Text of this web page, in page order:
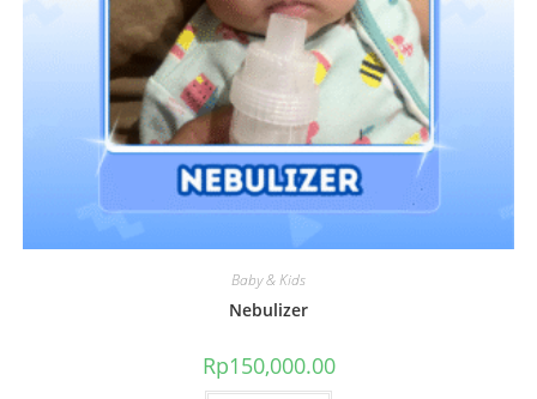
Baby & Kids
Nebulizer
Rp150,000.00